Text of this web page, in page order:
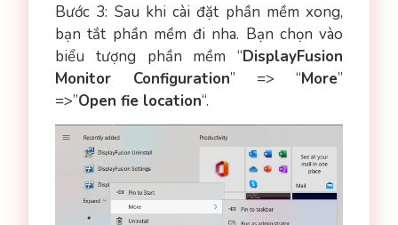
Bước 3: Sau khi cài đặt phần mềm xong,
bạn tắt phần mềm đi nha. Bạn chọn vào
biểu tượng phần mềm “DisplayFusion
Monitor Configuration” => “More”
=>”Open fie location“.